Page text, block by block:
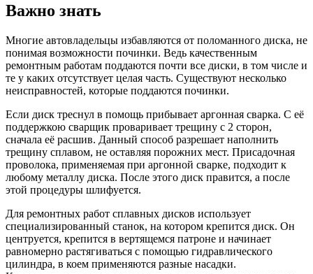
Важно знать
Многие автовладельцы избавляются от поломанного диска, не
понимая возможности починки. Ведь качественным
ремонтным работам поддаются почти все диски, в том числе и
те у каких отсутствует целая часть. Существуют несколько
неисправностей, которые поддаются починки.
Если диск треснул в помощь прибывает аргонная сварка. С её
поддержкою сварщик проваривает трещину с 2 сторон,
сначала её расшив. Данный способ разрешает наполнить
трещину сплавом, не оставляя порожних мест. Присадочная
проволока, применяемая при аргонной сварке, подходит к
любому металлу диска. После этого диск правится, а после
этой процедуры шлифуется.
Для ремонтных работ сплавных дисков использует
специализированный станок, на котором крепится диск. Он
центруется, крепится в вертящемся патроне и начинает
равномерно растягиваться с помощью гидравлического
цилиндра, в коем применяются разные насадки.